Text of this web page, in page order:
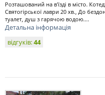
Розташований на в'їзді в місто.
Святогірської лаври 20 хв., До
туалет, душ з гарячою водою....
Детальна інформація
відгуків:44